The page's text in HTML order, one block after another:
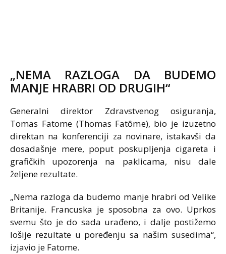
„NEMA RAZLOGA DA BUDEMO
MANJE HRABRI OD DRUGIH“
Generalni direktor Zdravstvenog osiguranja,
Tomas Fatome (Thomas Fatôme), bio je izuzetno
direktan na konferenciji za novinare, istakavši da
dosadašnje mere, poput poskupljenja cigareta i
grafičkih upozorenja na paklicama, nisu dale
željene rezultate.
„Nema razloga da budemo manje hrabri od Velike
Britanije. Francuska je sposobna za ovo. Uprkos
svemu što je do sada urađeno, i dalje postižemo
lošije rezultate u poređenju sa našim susedima“,
izjavio je Fatome.